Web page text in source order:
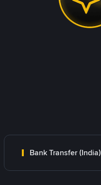
Bank Transfer (India)